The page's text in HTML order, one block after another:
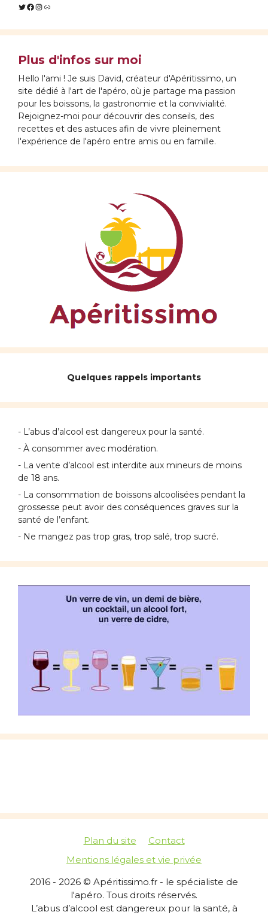
Twitter
Facebook
Instagram
Lien
Plus d'infos sur moi
Hello l'ami ! Je suis David, créateur d'Apéritissimo, un
site dédié à l'art de l'apéro, où je partage ma passion
pour les boissons, la gastronomie et la convivialité.
Rejoignez-moi pour découvrir des conseils, des
recettes et des astuces afin de vivre pleinement
l'expérience de l'apéro entre amis ou en famille.
Quelques rappels importants
- L’abus d’alcool est dangereux pour la santé.
- À consommer avec modération.
- La vente d’alcool est interdite aux mineurs de moins
de 18 ans.
- La consommation de boissons alcoolisées pendant la
grossesse peut avoir des conséquences graves sur la
santé de l’enfant.
- Ne mangez pas trop gras, trop salé, trop sucré.
Plan du site
Contact
Mentions légales et vie privée
2016 - 2026 © Apéritissimo.fr - le spécialiste de
l'apéro. Tous droits réservés.
L’abus d’alcool est dangereux pour la santé, à